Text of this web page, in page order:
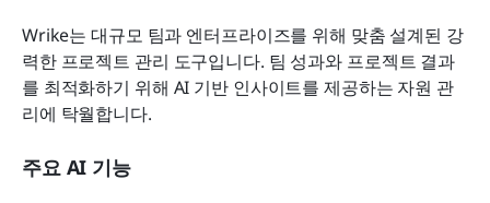
Wrike는 대규모 팀과 엔터프라이즈를 위해 맞춤 설계된 강
력한 프로젝트 관리 도구입니다. 팀 성과와 프로젝트 결과
를 최적화하기 위해 AI 기반 인사이트를 제공하는 자원 관
리에 탁월합니다.
주요 AI 기능